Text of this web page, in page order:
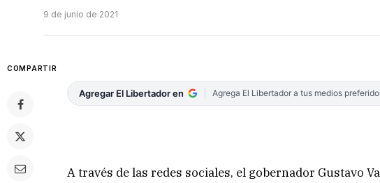
9 de junio de 2021
COMPARTIR
Agregar El Libertador en Agrega El Libertador a tus medios
A través de las redes sociales, el gobernador Gustavo